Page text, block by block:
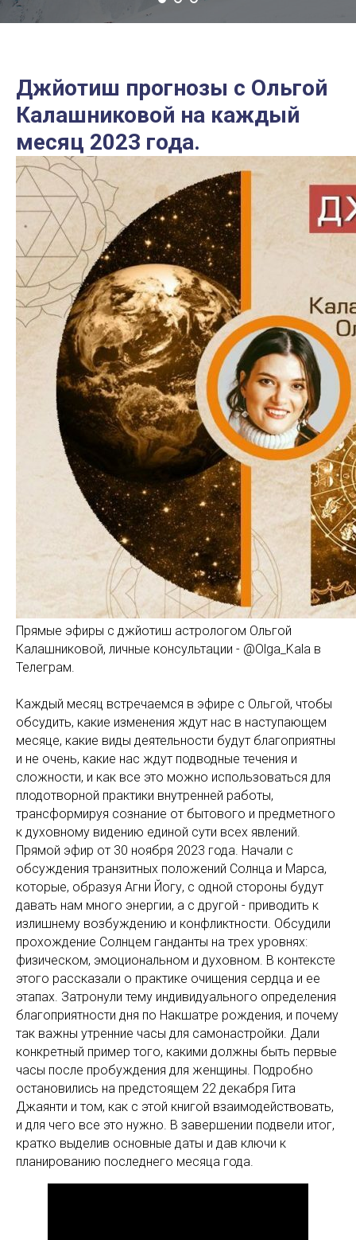
Джйотиш прогнозы с Ольгой
Калашниковой на каждый
месяц 2023 года.
Прямые эфиры с джйотиш астрологом Ольгой
Калашниковой, личные консультации - @Olga_Kala в
Телеграм.
Каждый месяц встречаемся в эфире с Ольгой, чтобы
обсудить, какие изменения ждут нас в наступающем
месяце, какие виды деятельности будут благоприятны
и не очень, какие нас ждут подводные течения и
сложности, и как все это можно использоваться для
плодотворной практики внутренней работы,
трансформируя сознание от бытового и предметного
к духовному видению единой сути всех явлений.
Прямой эфир от 30 ноября 2023 года. Начали с
обсуждения транзитных положений Солнца и Марса,
которые, образуя Агни Йогу, с одной стороны будут
давать нам много энергии, а с другой - приводить к
излишнему возбуждению и конфликтности. Обсудили
прохождение Солнцем ганданты на трех уровнях:
физическом, эмоциональном и духовном. В контексте
этого рассказали о практике очищения сердца и ее
этапах. Затронули тему индивидуального определения
благоприятности дня по Накшатре рождения, и почему
так важны утренние часы для самонастройки. Дали
конкретный пример того, какими должны быть первые
часы после пробуждения для женщины. Подробно
остановились на предстоящем 22 декабря Гита
Джаянти и том, как с этой книгой взаимодействовать,
и для чего все это нужно. В завершении подвели итог,
кратко выделив основные даты и дав ключи к
планированию последнего месяца года.